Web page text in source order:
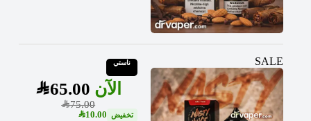
SALE ناستي
SAR75.00
SAR65.00
SAR10.00